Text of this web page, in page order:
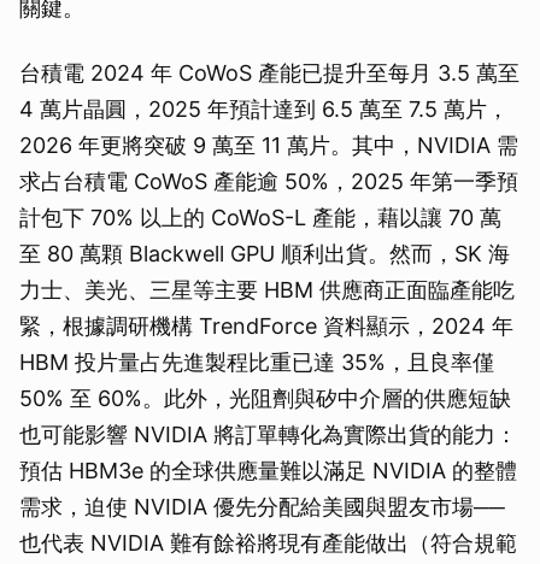
關鍵。
台積電 2024 年 CoWoS 產能已提升至每月 3.5 萬至
4 萬片晶圓，2025 年預計達到 6.5 萬至 7.5 萬片，
2026 年更將突破 9 萬至 11 萬片。其中，NVIDIA 需
求占台積電 CoWoS 產能逾 50%，2025 年第一季預
計包下 70% 以上的 CoWoS-L 產能，藉以讓 70 萬
至 80 萬顆 Blackwell GPU 順利出貨。然而，SK 海
力士、美光、三星等主要 HBM 供應商正面臨產能吃
緊，根據調研機構 TrendForce 資料顯示，2024 年
HBM 投片量占先進製程比重已達 35%，且良率僅
50% 至 60%。此外，光阻劑與矽中介層的供應短缺
也可能影響 NVIDIA 將訂單轉化為實際出貨的能力：
預估 HBM3e 的全球供應量難以滿足 NVIDIA 的整體
需求，迫使 NVIDIA 優先分配給美國與盟友市場──
也代表 NVIDIA 難有餘裕將現有產能做出（符合規範